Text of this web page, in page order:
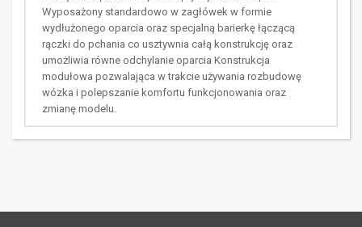
Wyposażony standardowo w zagłówek w formie
wydłużonego oparcia oraz specjalną barierkę łączącą
rączki do pchania co usztywnia całą konstrukcję oraz
umożliwia równe odchylanie oparcia Konstrukcja
modułowa pozwalająca w trakcie używania rozbudowę
wózka i polepszanie komfortu funkcjonowania oraz
zmianę modelu.